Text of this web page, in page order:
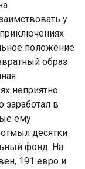
у
положение
образ
неприятно
заработал в
ему
десятки
фонд. На
191 евро и